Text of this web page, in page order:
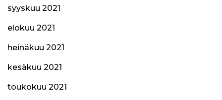
syyskuu 2021
elokuu 2021
heinäkuu 2021
kesäkuu 2021
toukokuu 2021